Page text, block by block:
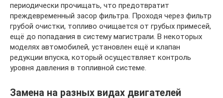
периодически прочищать, что предотвратит
преждевременный засор фильтра. Проходя через фильтр
грубой очистки, топливо очищается от грубых примесей,
ещё до попадания в систему магистрали. В некоторых
моделях автомобилей, установлен ещё и клапан
редукции впуска, который осуществляет контроль
уровня давления в топливной системе.
Замена на разных видах двигателей